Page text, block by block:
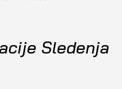
Sledenja